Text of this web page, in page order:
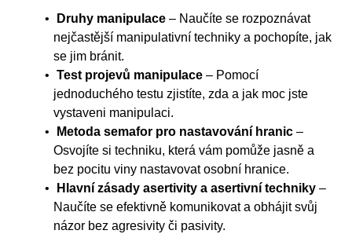
Druhy manipulace– Naučíte se rozpoznávat
nejčastější manipulativní techniky a pochopíte, jak
se jim bránit.
Test projevů manipulace– Pomocí
jednoduchého testu zjistíte, zda a jak moc jste
vystaveni manipulaci.
Metoda semafor pro nastavování hranic–
Osvojíte si techniku, která vám pomůže jasně a
bez pocitu viny nastavovat osobní hranice.
Hlavní zásady asertivity a asertivní techniky–
Naučíte se efektivně komunikovat a obhájit svůj
názor bez agresivity či pasivity.